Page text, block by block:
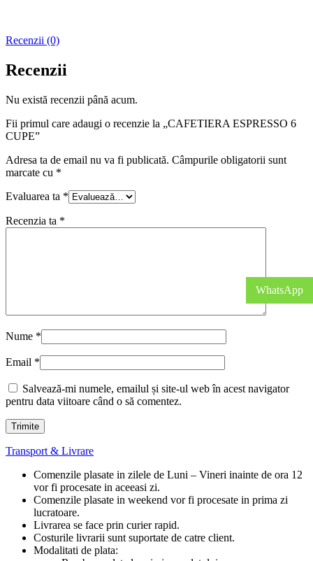
Recenzii (0)
Recenzii
Nu există recenzii până acum.
Fii primul care adaugi o recenzie la „CAFETIERA ESPRESSO 6
CUPE”
Adresa ta de email nu va fi publicată. Câmpurile obligatorii sunt
marcate cu *
Evaluarea ta *
Recenzia ta *
Nume *
Email *
Salvează-mi numele, emailul și site-ul web în acest navigator
pentru data viitoare când o să comentez.
Transport & Livrare
Comenzile plasate in zilele de Luni – Vineri inainte de ora 12
vor fi procesate in aceeasi zi.
Comenzile plasate in weekend vor fi procesate in prima zi
lucratoare.
Livrarea se face prin curier rapid.
Costurile livrarii sunt suportate de catre client.
Modalitati de plata:
WhatsApp